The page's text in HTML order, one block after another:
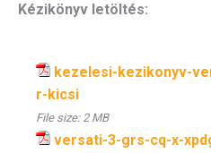
Kézikönyv letöltés:
kezelesi-kezikonyv-
r-kicsi
File size:2 MB
versati-3-grs-cq-x-